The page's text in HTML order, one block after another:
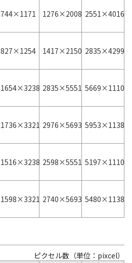
744×1171 1276×2008 2551×4016
827×1254 1417×2150 2835×4299
1654×3238 2835×5551 5669×11102
1736×3321 2976×5693 5953×11386
1516×3238 2598×5551 5197×11102
1598×3321 2740×5693 5480×11386
ピクセル数（単位：pixcel）